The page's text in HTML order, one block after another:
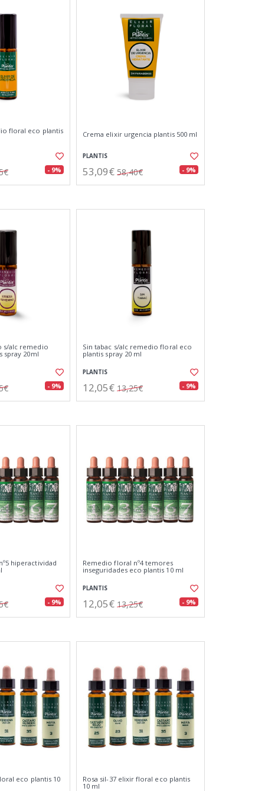
floral eco plantis
- 9%
Crema elixir urgencia plantis 500 ml
PLANTIS
53,09€ 58,40€ - 9%
s/alc remedio
spray 20ml
- 9%
Sin tabac s/alc remedio floral eco
plantis spray 20 ml
PLANTIS
12,05€ 13,25€ - 9%
hiperactividad
- 9%
Remedio floral nº4 temores
inseguridades eco plantis 10 ml
PLANTIS
12,05€ 13,25€ - 9%
eco plantis 10
Rosa sil-37 elixir floral eco plantis
10 ml